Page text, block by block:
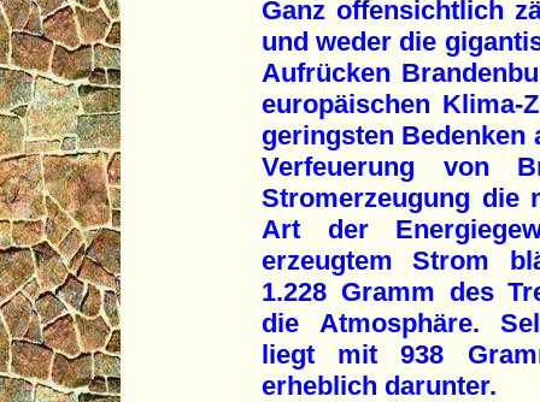
Ganz offensichtlich
und weder die
Aufrücken
europäischen
geringsten Bedenken
Verfeuerung von
Stromerzeugung die
Art der
erzeugtem Strom
1.228 Gramm des
die Atmosphäre.
liegt mit 938
erheblich darunter.